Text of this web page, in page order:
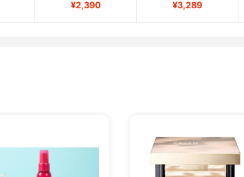
¥2,390 ¥3,289